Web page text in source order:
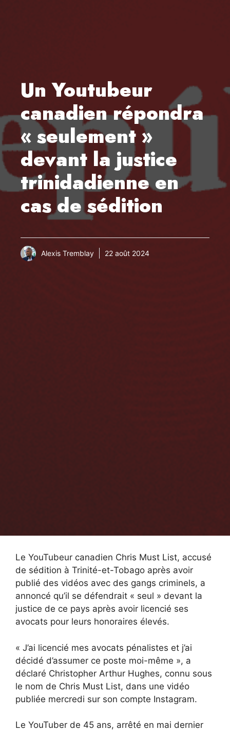
Un Youtubeur
canadien répondra
« seulement »
devant la justice
trinidadienne en
cas de sédition
Alexis Tremblay 22 août 2024
Le YouTubeur canadien Chris Must List, accusé
de sédition à Trinité-et-Tobago après avoir
publié des vidéos avec des gangs criminels, a
annoncé qu’il se défendrait « seul » devant la
justice de ce pays après avoir licencié ses
avocats pour leurs honoraires élevés.
« J’ai licencié mes avocats pénalistes et j’ai
décidé d’assumer ce poste moi-même », a
déclaré Christopher Arthur Hughes, connu sous
le nom de Chris Must List, dans une vidéo
publiée mercredi sur son compte Instagram.
Le YouTuber de 45 ans, arrêté en mai dernier